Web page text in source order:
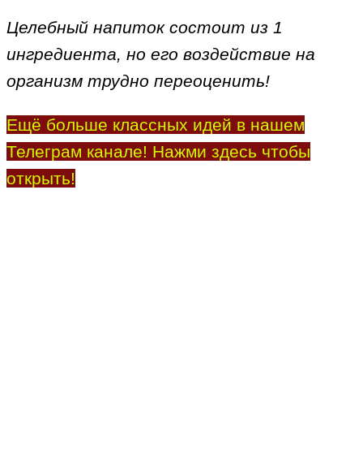
Целебный напиток состоит из 1
ингредиента, но его воздействие на
организм трудно переоценить!
Ещё больше классных идей в нашем
Телеграм канале! Нажми здесь чтобы
открыть!